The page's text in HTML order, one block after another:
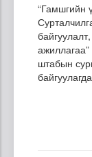
“Гамшгийн
штабын